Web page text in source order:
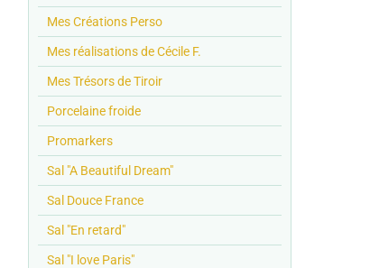
Mes Créations Perso
Mes réalisations de Cécile F.
Mes Trésors de Tiroir
Porcelaine froide
Promarkers
Sal "A Beautiful Dream"
Sal Douce France
Sal "En retard"
Sal "I love Paris"